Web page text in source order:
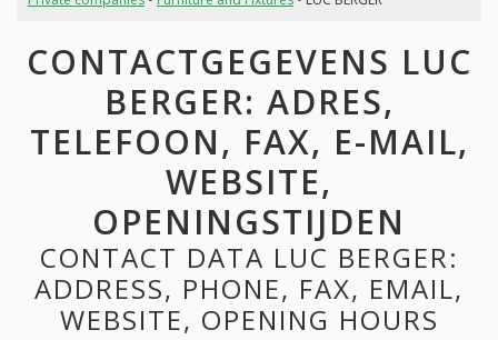
CONTACTGEGEVENS LUC
BERGER: ADRES,
TELEFOON, FAX, E-MAIL,
WEBSITE,
OPENINGSTIJDEN
CONTACT DATA LUC BERGER:
ADDRESS, PHONE, FAX, EMAIL,
WEBSITE, OPENING HOURS